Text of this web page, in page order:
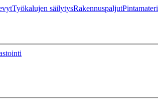
Työkalujen säilytysRakennuspaljut